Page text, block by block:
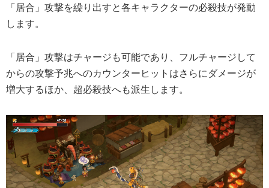
「居合」攻撃を繰り出すと各キャラクターの必殺技が発動
します。
「居合」攻撃はチャージも可能であり、フルチャージして
からの攻撃予兆へのカウンターヒットはさらにダメージが
増大するほか、超必殺技へも派生します。